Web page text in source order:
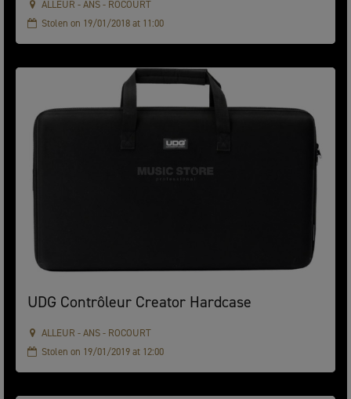
ALLEUR - ANS - ROCOURT
Stolen on 19/01/2018 at 11:00
UDG Contrôleur Creator Hardcase
ALLEUR - ANS - ROCOURT
Stolen on 19/01/2019 at 12:00